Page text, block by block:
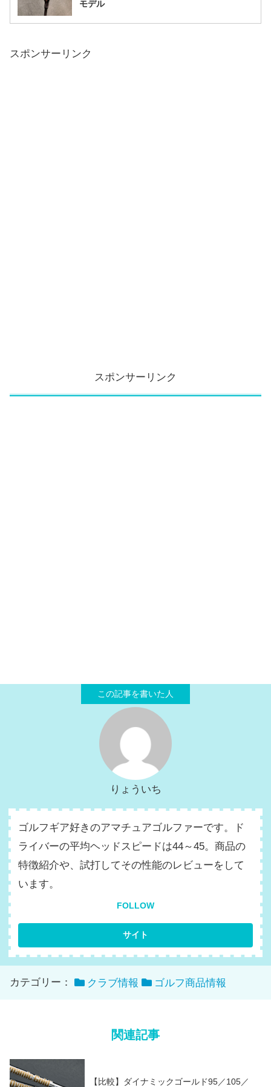
モデル
スポンサーリンク
スポンサーリンク
りょういち
ゴルフギア好きのアマチュアゴルファーです。ド
ライバーの平均ヘッドスピードは44～45。商品の
特徴紹介や、試打してその性能のレビューをして
います。
FOLLOW
カテゴリー： クラブ情報 ゴルフ商品情報
関連記事
【比較】ダイナミックゴールド95／105／